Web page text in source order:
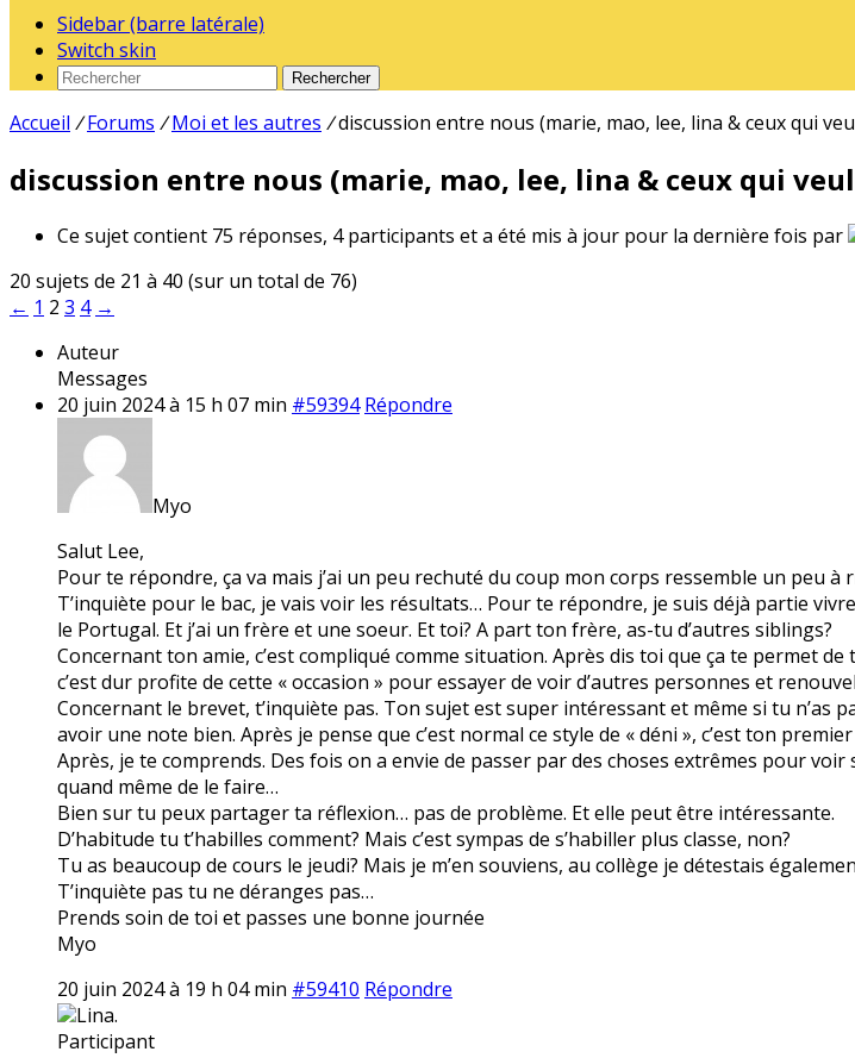
Sidebar (barre latérale)
Switch skin
Rechercher
Accueil / Forums / Moi et les autres /discussion entre nous (marie, mao, lee, lina & ceux qui
discussion entre nous (marie, mao, lee, lina & ceux qui
Ce sujet contient 75 réponses, 4 participants et a été mis à jour pour la dernière fois par
20 sujets de 21 à 40 (sur un total de 76)
← 1 2 3 4 →
Auteur
Messages
20 juin 2024 à 15 h 07 min #59394 Répondre
Myo
Salut Lee,
Pour te répondre, ça va mais j’ai un peu rechuté du coup mon corps ressemble un peu à
T’inquiète pour le bac, je vais voir les résultats… Pour te répondre, je suis déjà partie
le Portugal. Et j’ai un frère et une soeur. Et toi? A part ton frère, as-tu d’autres siblings?
Concernant ton amie, c’est compliqué comme situation. Après dis toi que ça te permet
c’est dur profite de cette « occasion » pour essayer de voir d’autres personnes et
Concernant le brevet, t’inquiète pas. Ton sujet est super intéressant et même si tu n’as
avoir une note bien. Après je pense que c’est normal ce style de « déni », c’est ton
Après, je te comprends. Des fois on a envie de passer par des choses extrêmes pour
quand même de le faire…
Bien sur tu peux partager ta réflexion… pas de problème. Et elle peut être intéressante.
D’habitude tu t’habilles comment? Mais c’est sympas de s’habiller plus classe, non?
Tu as beaucoup de cours le jeudi? Mais je m’en souviens, au collège je détestais
T’inquiète pas tu ne déranges pas…
Prends soin de toi et passes une bonne journée
Myo
20 juin 2024 à 19 h 04 min #59410 Répondre
Lina.
Participant